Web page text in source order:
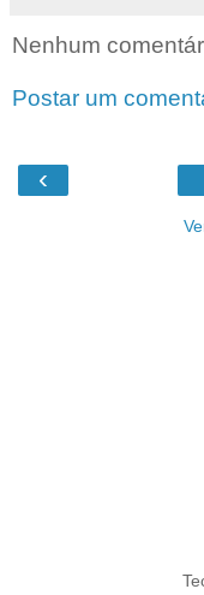
Nenhum
Postar um
‹